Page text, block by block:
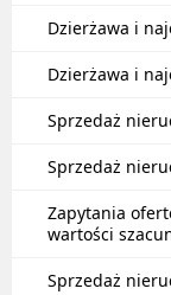
Dzierżawa i
Dzierżawa i
Sprzedaż
Sprzedaż
Zapytania
wartości
Sprzedaż